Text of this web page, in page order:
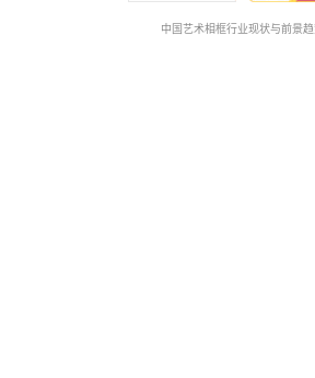
中国艺术相框行业现状与前景